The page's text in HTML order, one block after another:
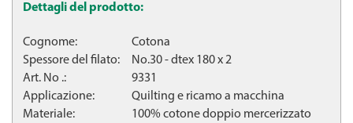
Dettagli del prodotto:
Cognome:
Cotona
Spessore del filato:
No.30 - dtex 180 x 2
Art. No .:
9331
Applicazione:
Quilting e ricamo a macchina
Materiale:
100% cotone doppio mercerizzato